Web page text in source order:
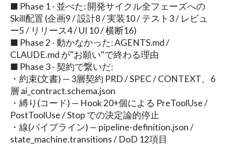
■ Phase 1 - 並べた: 開発サイクル全フェーズへの
Skill配置 (企画9 / 設計8 / 実装10 / テスト3 / レビュ
ー5 / リリース4 / UI 10 / 横断16)
■ Phase 2 - 動かなかった: AGENTS.md /
CLAUDE.md が"お願い"で終わる理由
■ Phase 3 - 契約で繋いだ:
・約束(文書) — 3層契約 PRD / SPEC / CONTEXT、6
層 ai_contract.schema.json
・縛り(コード) — Hook 20+個による PreToolUse /
PostToolUse / Stop での決定論的停止
・線(パイプライン) — pipeline-definition.json /
state_machine.transitions / DoD 12項目